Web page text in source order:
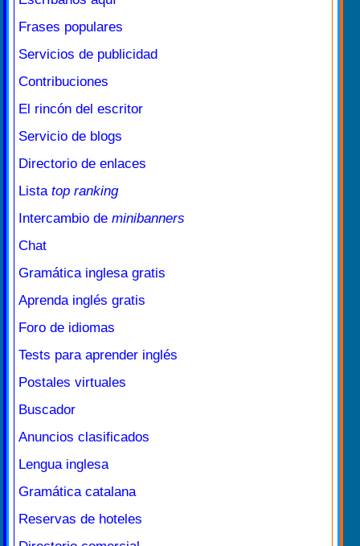
Frases populares
Servicios de publicidad
Contribuciones
El rincón del escritor
Servicio de blogs
Directorio de enlaces
Lista top ranking
Intercambio de minibanners
Chat
Gramática inglesa gratis
Aprenda inglés gratis
Foro de idiomas
Tests para aprender inglés
Postales virtuales
Buscador
Anuncios clasificados
Lengua inglesa
Gramática catalana
Reservas de hoteles